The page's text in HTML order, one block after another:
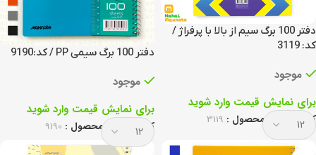
دفتر 100 برگ سیم از بالا با پرفراژ /
کد: 3119
موجود
برای نمایش قیمت وارد شوید
کد انحصاری محصول : 3119
دفتر 100 برگ سیمی PP / کد:9190
موجود
برای نمایش قیمت وارد شوید
کد انحصاری محصول : 9190